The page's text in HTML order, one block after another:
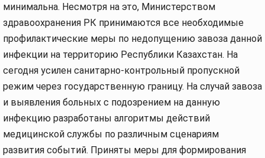
минимальна. Несмотря на это, Министерством
здравоохранения РК принимаются все необходимые
профилактические меры по недопущению завоза данной
инфекции на территорию Республики Казахстан. На
сегодня усилен санитарно-контрольный пропускной
режим через государственную границу. На случай завоза
и выявления больных с подозрением на данную
инфекцию разработаны алгоритмы действий
медицинской службы по различным сценариям
развития событий. Приняты меры для формирования